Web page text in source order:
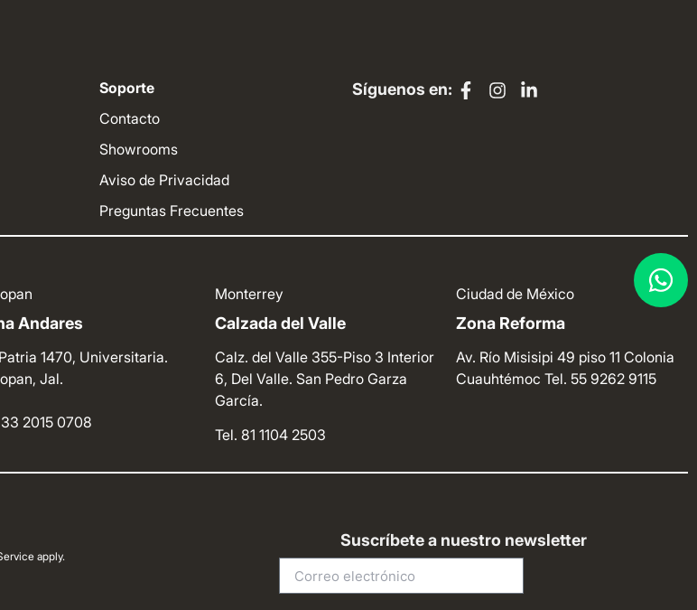
Soporte
Contacto
Showrooms
Aviso de Privacidad
Preguntas Frecuentes
Síguenos en:
Andares
1470, Universitaria.
Jal.
2015 0708
Monterrey
Calzada del Valle
Calz. del Valle 355-Piso 3 Interior
6, Del Valle. San Pedro Garza
García.
Tel. 81 1104 2503
Ciudad de México
Zona Reforma
Av. Río Misisipi 49 piso 11 Colonia
CuauhtémocTel. 55 9262 9115
apply.
Suscríbete a nuestro newsletter